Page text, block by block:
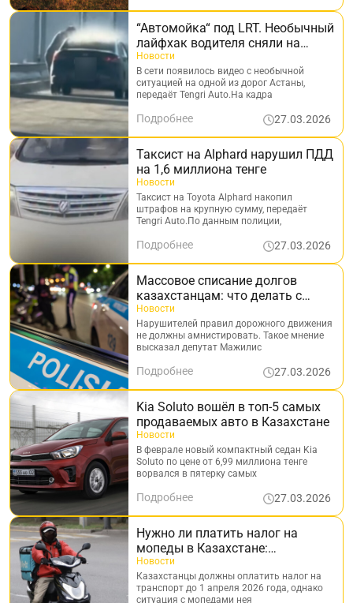
“Автомойка“ под LRT. Необычный
лайфхак водителя сняли на
видео в Астане
Новости
В сети появилось видео с необычной
ситуацией на одной из дорог Астаны,
передаёт Tengri Auto.На кадра
Подробнее 27.03.2026
Таксист на Alphard нарушил ПДД
на 1,6 миллиона тенге
Новости
Таксист на Toyota Alphard накопил
штрафов на крупную сумму, передаёт
Tengri Auto.По данным полиции,
Подробнее 27.03.2026
Массовое списание долгов
казахстанцам: что делать с
нарушителями ПДД
Новости
Нарушителей правил дорожного движения
не должны амнистировать. Такое мнение
высказал депутат Мажилис
Подробнее 27.03.2026
Kia Soluto вошёл в топ-5 самых
продаваемых авто в Казахстане
Новости
В феврале новый компактный седан Kia
Soluto по цене от 6,99 миллиона тенге
ворвался в пятерку самых
Подробнее 27.03.2026
Нужно ли платить налог на
мопеды в Казахстане:
официальный ответ
Новости
Казахстанцы должны оплатить налог на
транспорт до 1 апреля 2026 года, однако
ситуация с мопедами нея